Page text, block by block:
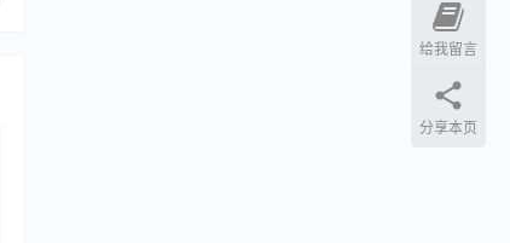
给我留言
分享本页